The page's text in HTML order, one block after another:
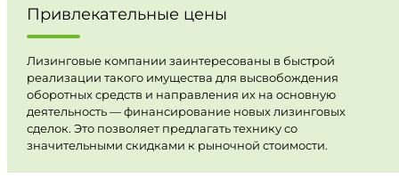
Привлекательные цены
Лизинговые компании заинтересованы в быстрой
реализации такого имущества для высвобождения
оборотных средств и направления их на основную
деятельность — финансирование новых лизинговых
сделок. Это позволяет предлагать технику со
значительными скидками к рыночной стоимости.